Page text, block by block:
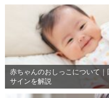
赤ちゃんのおしっこについて
サインを解説